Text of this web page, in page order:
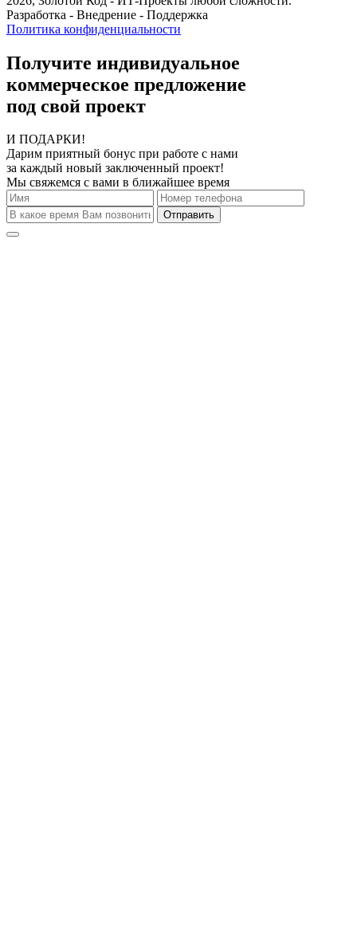
Разработка - Внедрение - Поддержка
Политика конфиденциальности
Получите индивидуальное
коммерческое предложение
под свой проект
И ПОДАРКИ!
Дарим приятный бонус при работе с нами
за каждый новый заключенный проект!
Мы свяжемся с вами в ближайшее время
Отправить